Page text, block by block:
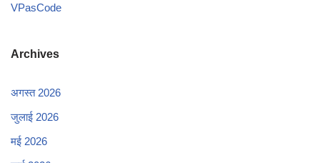
VPasCode
Archives
अगस्त 2026
जुलाई 2026
मई 2026